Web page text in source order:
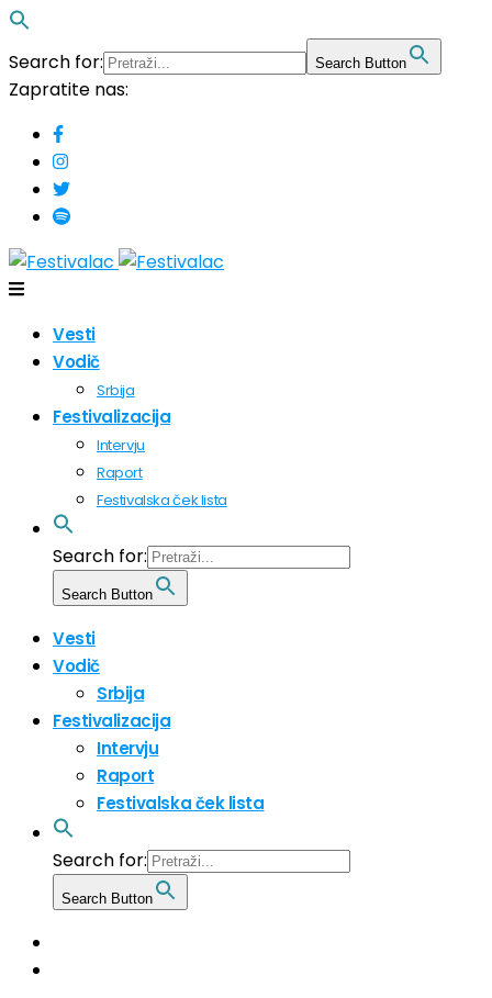
Search for: Search Button
Zapratite nas:
Vesti
Vodič
Srbija
Festivalizacija
Intervju
Raport
Festivalska ček lista
Search for:
Search Button
Vesti
Vodič
Srbija
Festivalizacija
Intervju
Raport
Festivalska ček lista
Search for:
Search Button